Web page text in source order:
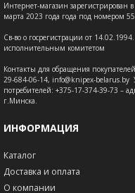
Интернет-магазин зарегистрирован
марта 2023 года года под номером
Св-во о госрегистрации от
исполнительным комитетом
Контакты для обращения
29-684-06-14, info@knipex-
потребителей: +375-17-374-39-73 –
г.Минска.
ИНФОРМАЦИЯ
Каталог
Доставка и оплата
О компании